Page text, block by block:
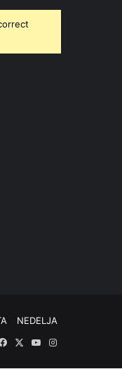
NEDELJA
Facebook
X YouTubeInstagram